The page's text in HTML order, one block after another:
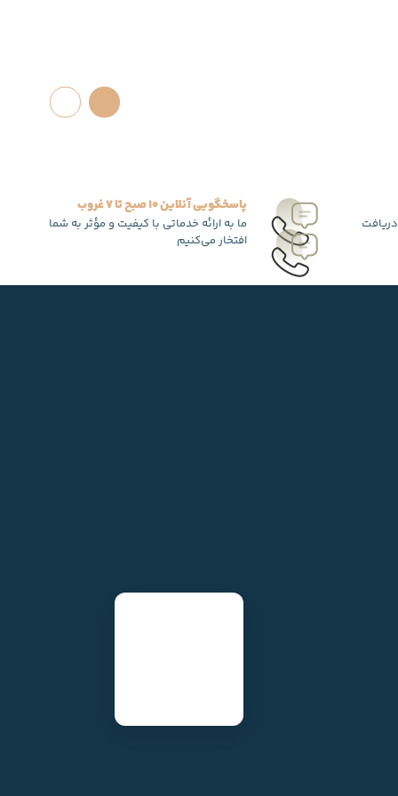
پاسخگویی آنلاین 10 صبح تا 7 غروب
ما به ارائه خدماتی با کیفیت و مؤثر به شما
افتخار می‌کنیم